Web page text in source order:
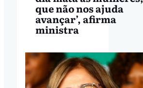
que não nos ajuda
avançar’, afirma
ministra